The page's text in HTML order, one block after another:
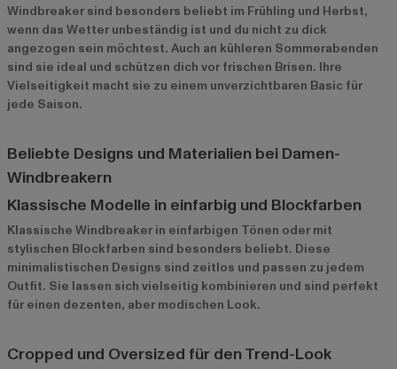
Windbreaker sind besonders beliebt im Frühling und Herbst,
wenn das Wetter unbeständig ist und du nicht zu dick
angezogen sein möchtest. Auch an kühleren Sommerabenden
sind sie ideal und schützen dich vor frischen Brisen. Ihre
Vielseitigkeit macht sie zu einem unverzichtbaren Basic für
jede Saison.
Beliebte Designs und Materialien bei Damen-
Windbreakern
Klassische Modelle in einfarbig und Blockfarben
Klassische Windbreaker in einfarbigen Tönen oder mit
stylischen Blockfarben sind besonders beliebt. Diese
minimalistischen Designs sind zeitlos und passen zu jedem
Outfit. Sie lassen sich vielseitig kombinieren und sind perfekt
für einen dezenten, aber modischen Look.
Cropped und Oversized für den Trend-Look